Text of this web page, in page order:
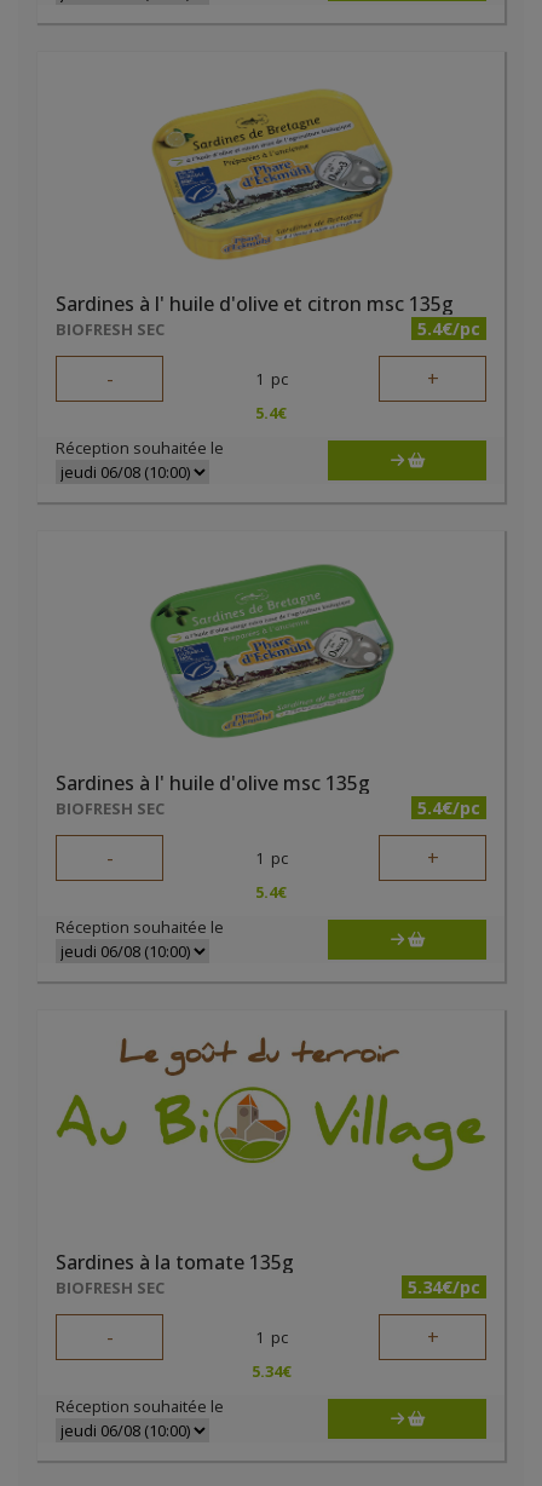
Sardines à l' huile d'olive et citron msc 135g
BIOFRESH SEC 5.4€/pc
- 1 pc +
5.4€
Réception souhaitée le
Sardines à l' huile d'olive msc 135g
BIOFRESH SEC 5.4€/pc
- 1 pc +
5.4€
Réception souhaitée le
Sardines à la tomate 135g
BIOFRESH SEC 5.34€/pc
- 1 pc +
5.34€
Réception souhaitée le